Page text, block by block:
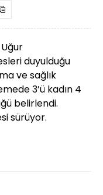
duyulduğu
ve sağlık
3’ü kadın 4
belirlendi.
sürüyor.